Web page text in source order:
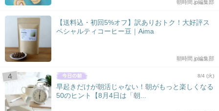
朝時間.jp編集部
【送料込・初回5%オフ】訳ありおトク！大好評ス
ペシャルティコーヒー豆｜Aima
朝時間.jp編集部
8/4 (火)
早起きだけが朝活じゃない！朝がもっと楽しくなる
50のヒント【8月4日は「朝...